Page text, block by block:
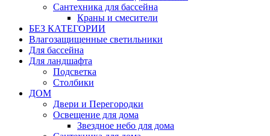
Сантехника для бассейна
Краны и смесители
БЕЗ КАТЕГОРИИ
Влагозащищенные светильники
Для бассейна
Для ландшафта
Подсветка
Столбики
ДОМ
Двери и Перегородки
Освещение для дома
Звездное небо для дома